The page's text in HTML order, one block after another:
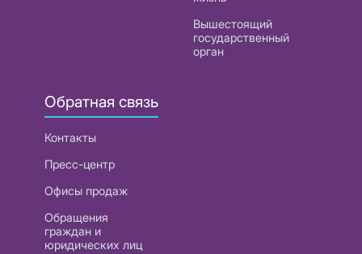
Вышестоящий
государственный
орган
Обратная связь
Контакты
Пресс-центр
Офисы продаж
Обращения
граждан и
юридических лиц